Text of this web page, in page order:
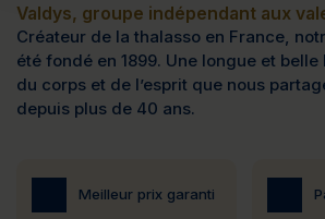
Valdys, groupe indépendant aux
Créateur de la thalasso en France,
été fondé en 1899. Une longue et
du corps et de l’esprit que nous
depuis plus de 40 ans.
Meilleur prix garanti